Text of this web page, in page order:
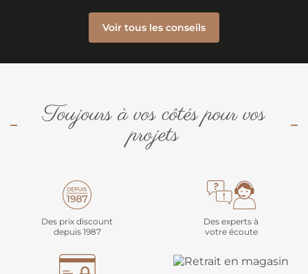
Voir tous les conseils
Toujours à vos côtés pour vos
projets
Des prix discount
depuis 1987
Des experts à
votre écoute